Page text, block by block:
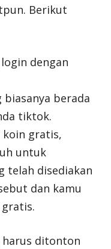
Berikut
dengan
biasanya berada
tiktok.
gratis,
untuk
telah disediakan
dan kamu
harus ditonton